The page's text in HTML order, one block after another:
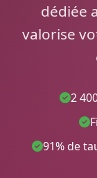
dédiée
valorise
2
91% de